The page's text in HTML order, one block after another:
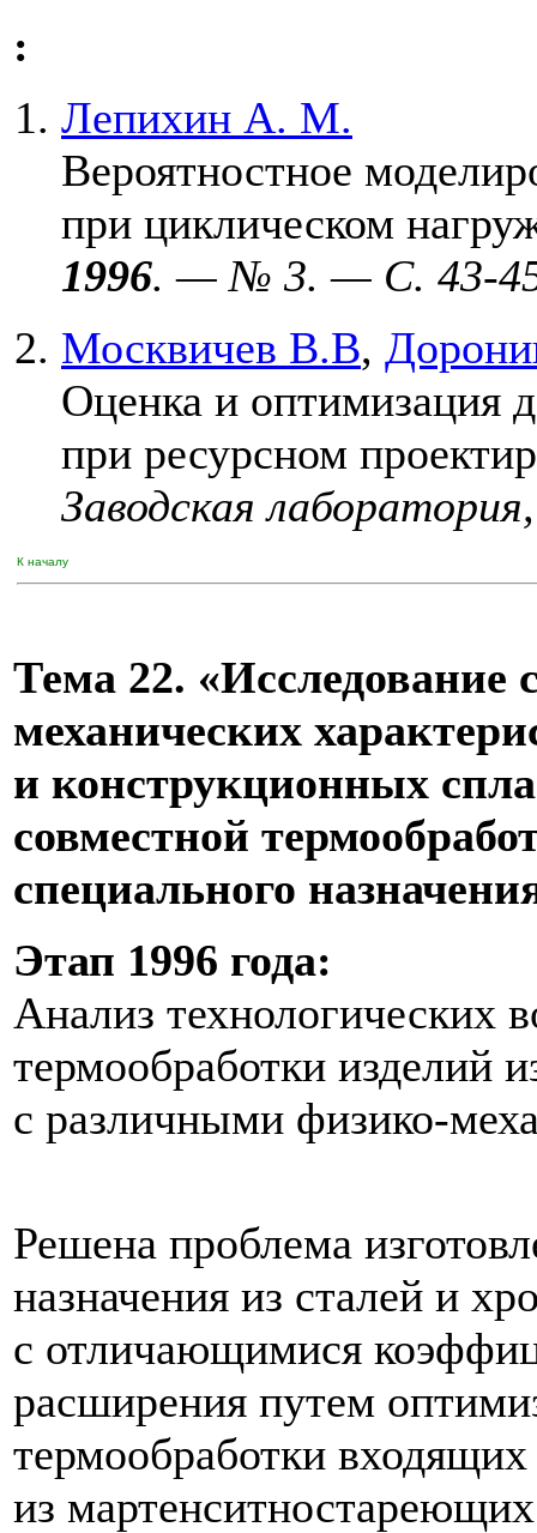
:
Лепихин А. М.
Вероятностное
при циклическом
1996. — № 3. — C. 43-
Москвичев В.В,
Оценка и оптимизация
при ресурсном
Заводская
К началу
Тема 22. «Исследование
механических
и конструкционных
совместной
специального
Этап 1996 года:
Анализ технологических
термообработки изделий
с различными физико-
Решена проблема
назначения из сталей и
с отличающимися
расширения путем
термообработки
из